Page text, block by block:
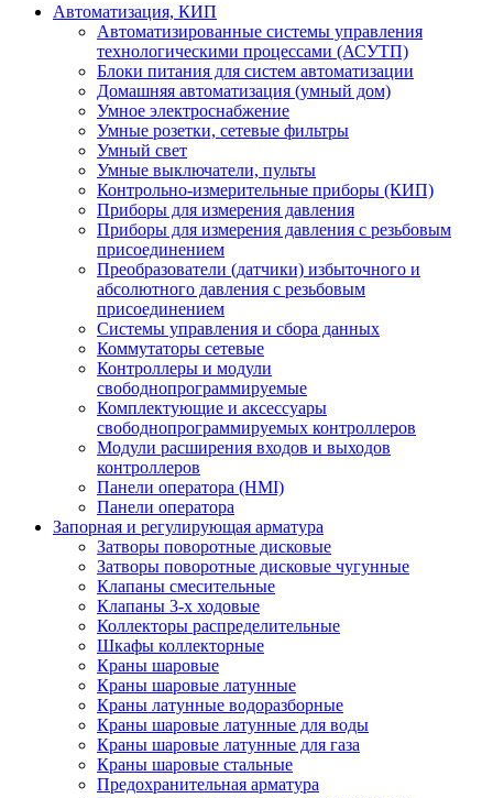
Автоматизация, КИП
Автоматизированные системы управления
технологическими процессами (АСУТП)
Блоки питания для систем автоматизации
Домашняя автоматизация (умный дом)
Умное электроснабжение
Умные розетки, сетевые фильтры
Умный свет
Умные выключатели, пульты
Контрольно-измерительные приборы (КИП)
Приборы для измерения давления
Приборы для измерения давления с резьбовым
присоединением
Преобразователи (датчики) избыточного и
абсолютного давления с резьбовым
присоединением
Системы управления и сбора данных
Коммутаторы сетевые
Контроллеры и модули
свободнопрограммируемые
Комплектующие и аксессуары
свободнопрограммируемых контроллеров
Модули расширения входов и выходов
контроллеров
Панели оператора (HMI)
Панели оператора
Запорная и регулирующая арматура
Затворы поворотные дисковые
Затворы поворотные дисковые чугунные
Клапаны смесительные
Клапаны 3-х ходовые
Коллекторы распределительные
Шкафы коллекторные
Краны шаровые
Краны шаровые латунные
Краны латунные водоразборные
Краны шаровые латунные для воды
Краны шаровые латунные для газа
Краны шаровые стальные
Предохранительная арматура